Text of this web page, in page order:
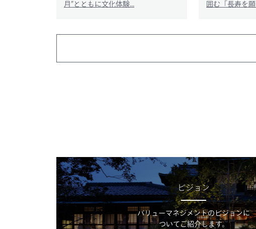
月”とともに文化体験...
囲む「長寿を
ビジョン
バリューマネジメントのビジョンに
ついてご紹介します。